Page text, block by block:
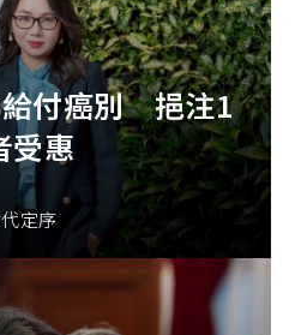
給付癌別 挹注1
受惠
定序